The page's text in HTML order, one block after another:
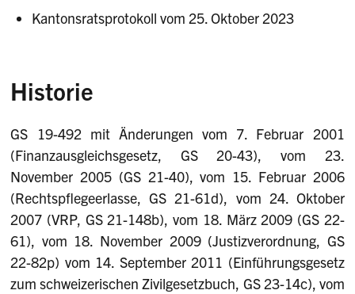
Kantonsratsprotokoll vom 25. Oktober 2023
Historie
GS 19-492 mit Änderungen vom 7. Februar 2001
(Finanzausgleichsgesetz, GS 20-43), vom 23.
November 2005 (GS 21-40), vom 15. Februar 2006
(Rechtspflegeerlasse, GS 21-61d), vom 24. Oktober
2007 (VRP, GS 21-148b), vom 18. März 2009 (GS 22-
61), vom 18. November 2009 (Justizverordnung, GS
22-82p) vom 14. September 2011 (Einführungsgesetz
zum schweizerischen Zivilgesetzbuch, GS 23-14c), vom